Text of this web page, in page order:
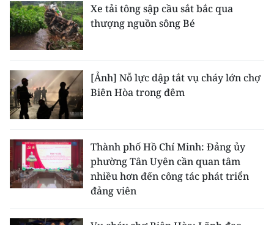
Xe tải tông sập cầu sắt bắc qua
thượng nguồn sông Bé
[Ảnh] Nỗ lực dập tắt vụ cháy lớn chợ
Biên Hòa trong đêm
Thành phố Hồ Chí Minh: Đảng ủy
phường Tân Uyên cần quan tâm
nhiều hơn đến công tác phát triển
đảng viên